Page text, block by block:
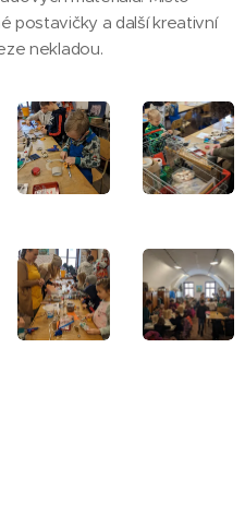
postavičky a další kreativní
nekladou.